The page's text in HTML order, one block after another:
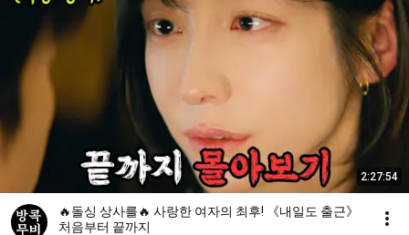
2:27:54
🔥돌싱 상사를🔥 사랑한 여자의 최후! 《내일도 출근》
처음부터 끝까지